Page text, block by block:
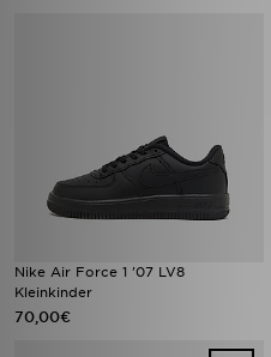
Nike Air Force 1 '07 LV8
Kleinkinder
70,00€